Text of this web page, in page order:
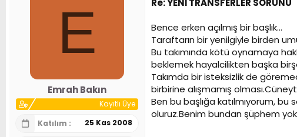
E
Emrah Bakın
Kayıtlı Üye
Katılım
25 Kas 2008
Re: YENİ TRANSFERLER SORUNU
Bence erken açılmış bir başlık...
Taraftarın bir yenilgiyle birden
Bu takımında kötü oynamaya
beklemek hayalcilikten başka
Takımda bir isteksizlik de
birbirine alışmamış
Ben bu başlığa katılmıyorum,
oluruz.Benim bundan şüphem